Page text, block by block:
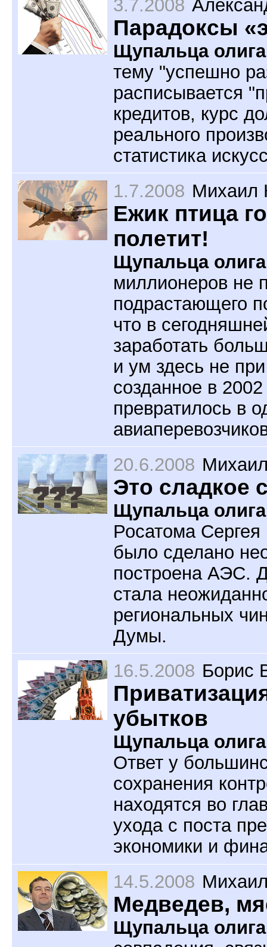
3.7.2008
Парадоксы
Щупальца
тему "успешно
расписывается
кредитов, курс
реального
статистика
1.7.2008 Михаил
Ежик птица
полетит!
Щупальца
миллионеров не
подрастающего
что в
заработать
и ум здесь не
созданное в
превратилось в
20.6.2008
Это сладкое
Щупальца
Росатома Сергея
было сделано
построена АЭС.
стала
региональных
Думы.
16.5.2008 Борис
убытков
Щупальца
Ответ у
сохранения
находятся во
ухода с поста
экономики и
14.5.2008
Медведев,
Щупальца